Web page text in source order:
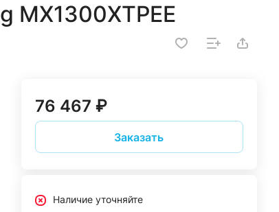
MX1300XTPEE
76 467 ₽
Заказать
Наличие уточняйте